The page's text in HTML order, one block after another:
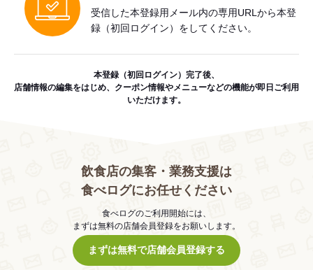
受信した本登録用メール内の専用URLから本登
録（初回ログイン）をしてください。
本登録（初回ログイン）完了後、
店舗情報の編集をはじめ、クーポン情報やメニューなどの機能が即日ご利用
いただけます。
飲食店の集客・業務支援は
食べログにお任せください
食べログのご利用開始には、
まずは無料の店舗会員登録をお願いします。
まずは無料で店舗会員登録する